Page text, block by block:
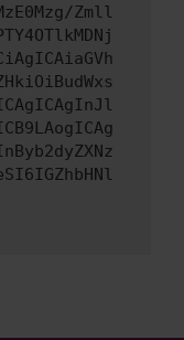
Zmll